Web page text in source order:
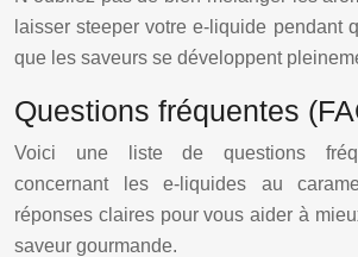
laisser steeper votre e-liquide pendant
que les saveurs se développent
Questions fréquentes
Voici une liste de questions
concernant les e-liquides au
réponses claires pour vous aider à
saveur gourmande.